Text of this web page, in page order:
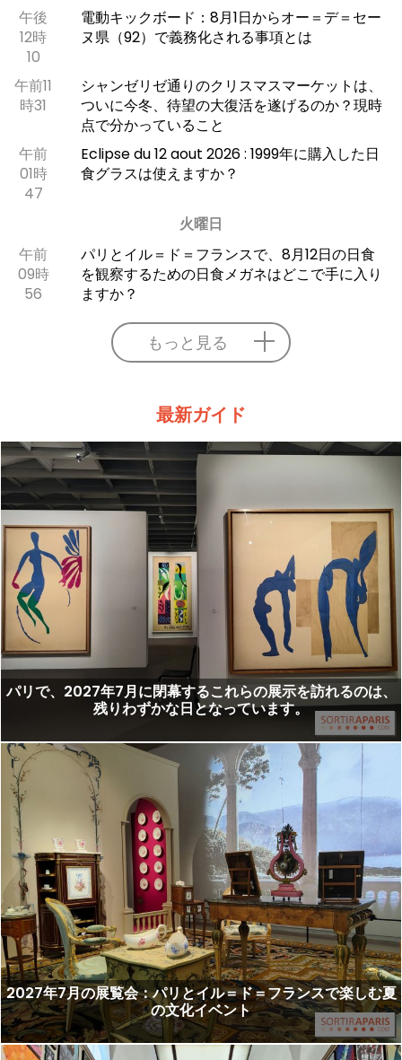
午後
12時
10
電動キックボード：8月1日からオー＝デ＝セー
ヌ県（92）で義務化される事項とは
午前11
時31
シャンゼリゼ通りのクリスマスマーケットは、
ついに今冬、待望の大復活を遂げるのか？現時
点で分かっていること
午前
01時
47
Eclipse du 12 aout 2026 : 1999年に購入した日
食グラスは使えますか？
火曜日
午前
09時
56
パリとイル＝ド＝フランスで、8月12日の日食
を観察するための日食メガネはどこで手に入り
ますか？
もっと見る
最新ガイド
パリで、2027年7月に閉幕するこれらの展示を訪れるのは、
残りわずかな日となっています。
2027年7月の展覧会：パリとイル＝ド＝フランスで楽しむ夏
の文化イベント